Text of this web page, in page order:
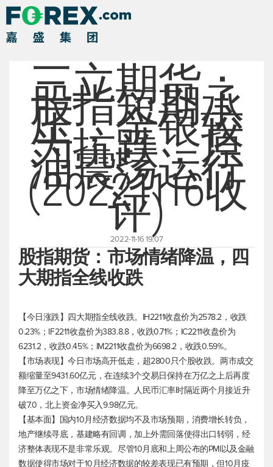
三立期货：
股指短期承
压，金银较
为抗跌，原
油震荡运行
(20221116收
评)
2022-11-16 19:07
股指期货：市场情绪降温，四
大期指全线收跌
【今日涨跌】四大期指全线收跌。IH2211收盘价为2578.2，收跌
0.23%；IF2211收盘价为383.8.8，收跌0.71%；IC2211收盘价为
6231.2，收跌0.45%；IM2211收盘价为6698.2，收跌0.59%。
【市场表现】今日市场高开低走，超2800只个股收跌。两市成交
额缩量至9431.60亿元，在连续3个交易日保持在万亿之上后再度
降至万亿之下，市场情绪降温。人民币汇率时隔近两个月接近升
破7.0，北上资金净买入9.98亿元。
【基本面】国内10月经济数据均不及市场预期，消费增长转负，
地产继续寻底，基建略有回调，加上外需回落使得出口转弱，经
济整体表现不是非常乐观。尽管10月底和上周公布的PMI以及金融
数据使得市场对于10月经济数据的较差表现已有预期，但10月疫